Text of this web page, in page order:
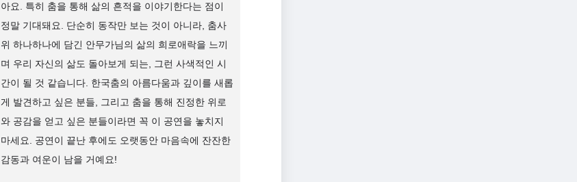
아요. 특히 춤을 통해 삶의 흔적을 이야기한다는 점이
정말 기대돼요. 단순히 동작만 보는 것이 아니라, 춤사
위 하나하나에 담긴 안무가님의 삶의 희로애락을 느끼
며 우리 자신의 삶도 돌아보게 되는, 그런 사색적인 시
간이 될 것 같습니다. 한국춤의 아름다움과 깊이를 새롭
게 발견하고 싶은 분들, 그리고 춤을 통해 진정한 위로
와 공감을 얻고 싶은 분들이라면 꼭 이 공연을 놓치지
마세요. 공연이 끝난 후에도 오랫동안 마음속에 잔잔한
감동과 여운이 남을 거예요!